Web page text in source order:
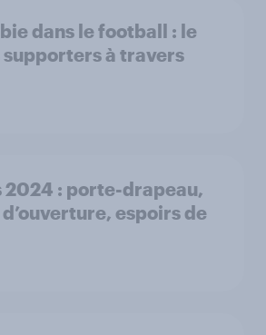
dans le football : le
à travers
2024 : porte-drapeau,
espoirs de